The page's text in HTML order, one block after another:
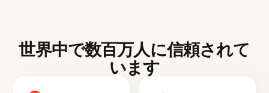
世界中で数百万人に信頼されて
います